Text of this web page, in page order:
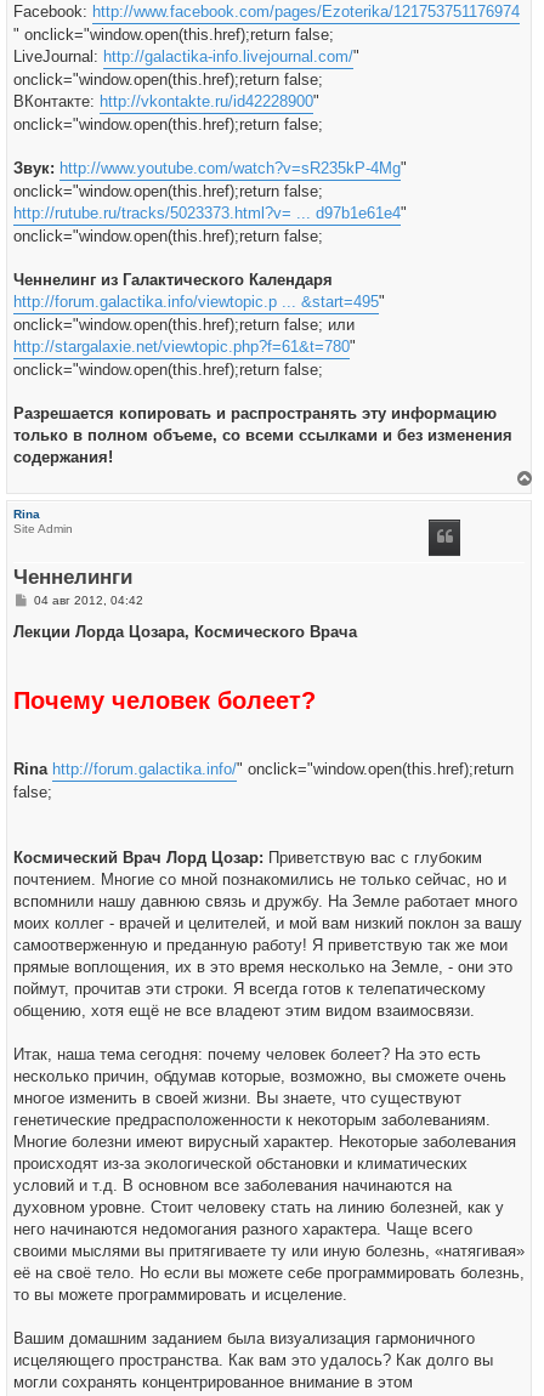
Facebook: http://www.facebook.com/pages/Ezoterika/121753751176974
" onclick="window.open(this.href);return false;
LiveJournal: http://galactika-info.livejournal.com/"
onclick="window.open(this.href);return false;
ВКонтакте: http://vkontakte.ru/id42228900"
onclick="window.open(this.href);return false;
Звук: http://www.youtube.com/watch?v=sR235kP-4Mg"
onclick="window.open(this.href);return false;
http://rutube.ru/tracks/5023373.html?v= ... d97b1e61e4"
onclick="window.open(this.href);return false;
Ченнелинг из Галактического Календаря
http://forum.galactika.info/viewtopic.p ... &start=495"
onclick="window.open(this.href);return false; или
http://stargalaxie.net/viewtopic.php?f=61&t=780"
onclick="window.open(this.href);return false;
Разрешается копировать и распространять эту информацию
только в полном объеме, со всеми ссылками и без изменения
содержания!
Rina
Site Admin
Ченнелинги
С
о
и
04 авг 2012, 04:42
Лекции Лорда Цозара, Космического Врача
Почему человек болеет?
Rina http://forum.galactika.info/" onclick="window.open(this.href);return
false;
Космический Врач Лорд Цозар: Приветствую вас с глубоким
почтением. Многие со мной познакомились не только сейчас, но и
вспомнили нашу давнюю связь и дружбу. На Земле работает много
моих коллег - врачей и целителей, и мой вам низкий поклон за вашу
самоотверженную и преданную работу! Я приветствую так же мои
прямые воплощения, их в это время несколько на Земле, - они это
поймут, прочитав эти строки. Я всегда готов к телепатическому
общению, хотя ещё не все владеют этим видом взаимосвязи.
Итак, наша тема сегодня: почему человек болеет? На это есть
несколько причин, обдумав которые, возможно, вы сможете очень
многое изменить в своей жизни. Вы знаете, что существуют
генетические предрасположенности к некоторым заболеваниям.
Многие болезни имеют вирусный характер. Некоторые заболевания
происходят из-за экологической обстановки и климатических
условий и т.д. В основном все заболевания начинаются на
духовном уровне. Стоит человеку стать на линию болезней, как у
него начинаются недомогания разного характера. Чаще всего
своими мыслями вы притягиваете ту или иную болезнь, «натягивая»
её на своё тело. Но если вы можете себе программировать болезнь,
то вы можете программировать и исцеление.
Вашим домашним заданием была визуализация гармоничного
исцеляющего пространства. Как вам это удалось? Как долго вы
могли сохранять концентрированное внимание в этом